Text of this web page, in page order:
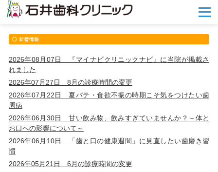
メ
ニ
開
2026年08月07日 『マイナビクリニックナビ』に当院が掲載さ
れました
2026年07月27日 8月の診療時間の変更
2026年07月22日 夏バテ・食欲不振の時期こそ気をつけたい歯
周病
2026年06月30日 甘い飲み物、飲みすぎていませんか？～体と
お口への影響について～
2026年06月10日 「歯と口の健康週間」に見直したい歯磨き習
慣
2026年05月21日 6月の診療時間の変更